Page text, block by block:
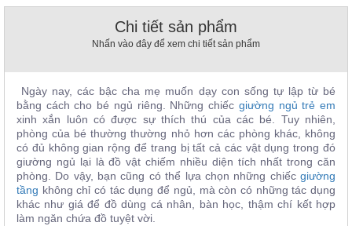
Cây
Thất
Nhà
Hàng
Thất
Hàng
Chi tiết sản phẩm
Nhấn vào đây để xem chi tiết sản phẩm
Ngày nay, các bậc cha mẹ muốn dạy con sống tự lập từ bé
bằng cách cho bé ngủ riêng. Những chiếc giường ngủ trẻ em
xinh xắn luôn có được sự thích thú của các bé. Tuy nhiên,
phòng của bé thường thường nhỏ hơn các phòng khác, không
có đủ không gian rộng để trang bị tất cả các vật dụng trong đó
giường ngủ lại là đồ vật chiếm nhiều diện tích nhất trong căn
phòng. Do vậy, bạn cũng có thể lựa chọn những chiếc giường
tầng không chỉ có tác dụng để ngủ, mà còn có những tác dụng
khác như giá để đồ dùng cá nhân, bàn học, thậm chí kết hợp
làm ngăn chứa đồ tuyệt vời.